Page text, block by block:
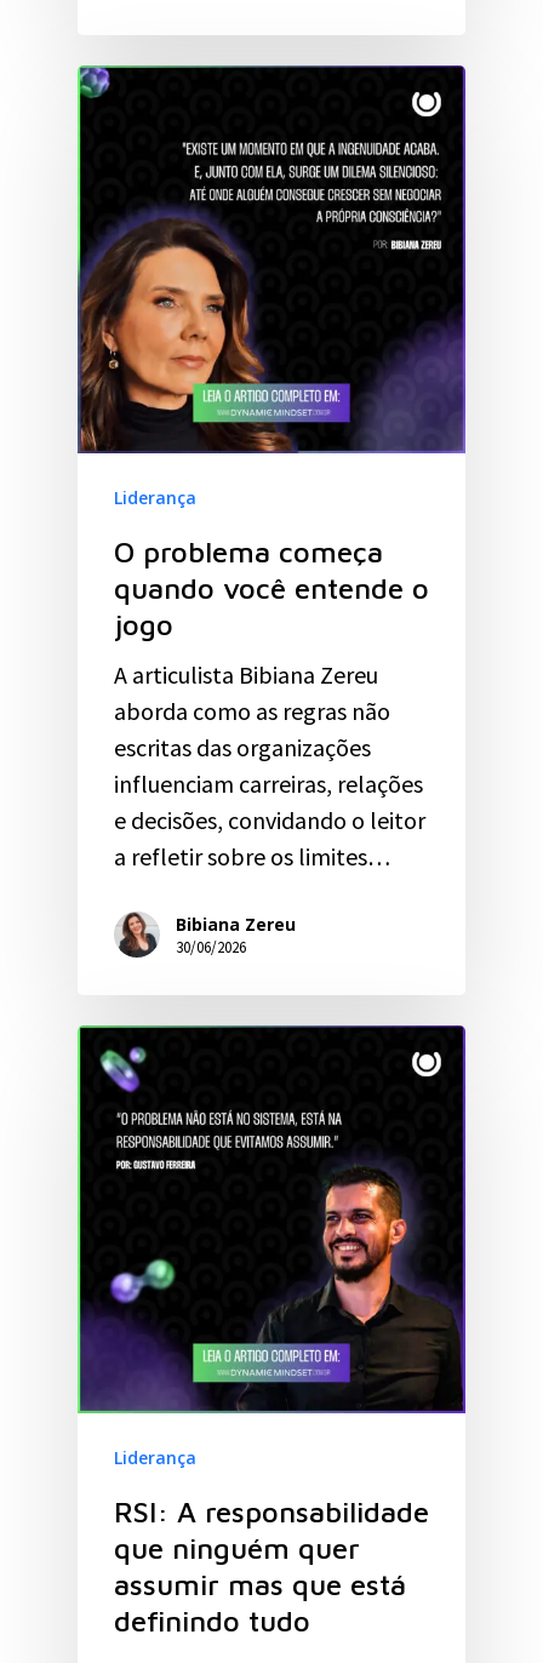
Liderança
O problema começa
quando você entende o
jogo
A articulista Bibiana Zereu
aborda como as regras não
escritas das organizações
influenciam carreiras, relações
e decisões, convidando o leitor
a refletir sobre os limites…
Bibiana Zereu
30/06/2026
Liderança
RSI: A responsabilidade
que ninguém quer
assumir mas que está
definindo tudo